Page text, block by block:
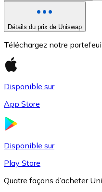
Détails du prix de Uniswap
Téléchargez notre
Disponible sur
App Store
Disponible sur
Play Store
Quatre façons d’acheter